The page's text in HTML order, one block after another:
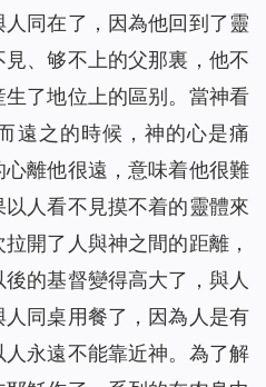
同在了，因為他回到了靈
、够不上的父那裏，他不
了地位上的區别。當神看
遠之的時候，神的心是痛
離他很遠，意味着他很難
人看不見摸不着的靈體來
開了人與神之間的距離，
的基督變得高大了，與人
同桌用餐了，因為人是有
永遠不能靠近神。為了解